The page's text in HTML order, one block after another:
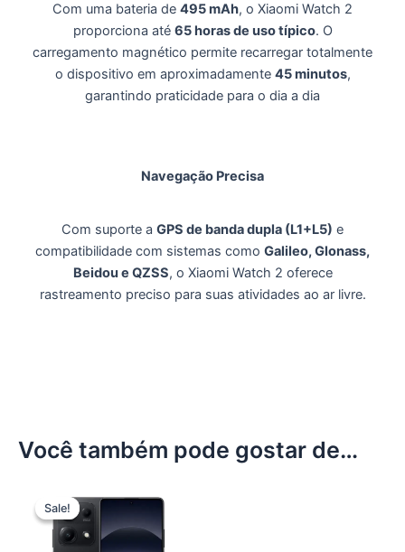
Com uma bateria de 495 mAh, o Xiaomi Watch 2
proporciona até 65 horas de uso típico. O
carregamento magnético permite recarregar totalmente
o dispositivo em aproximadamente 45 minutos,
garantindo praticidade para o dia a dia
Navegação Precisa
Com suporte a GPS de banda dupla (L1+L5) e
compatibilidade com sistemas como Galileo, Glonass,
Beidou e QZSS, o Xiaomi Watch 2 oferece
rastreamento preciso para suas atividades ao ar livre.
Você também pode gostar de…
Sale!
Sale!